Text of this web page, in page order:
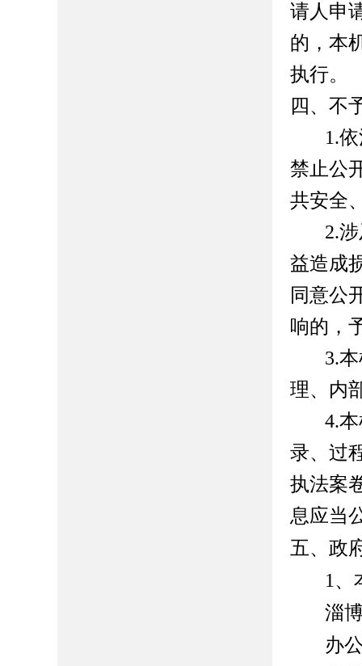
请人申
的，本
执行。
四、不
1.
禁止公
共安全
2.
益造成
同意公
响的，
3.
理、内
4.
录、过
执法案
息应当
五、政
1、
淄
办